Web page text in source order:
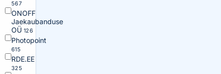
567
ONOFF
Jaekaubanduse
OÜ 126
Photopoint
615
RDE.EE
325